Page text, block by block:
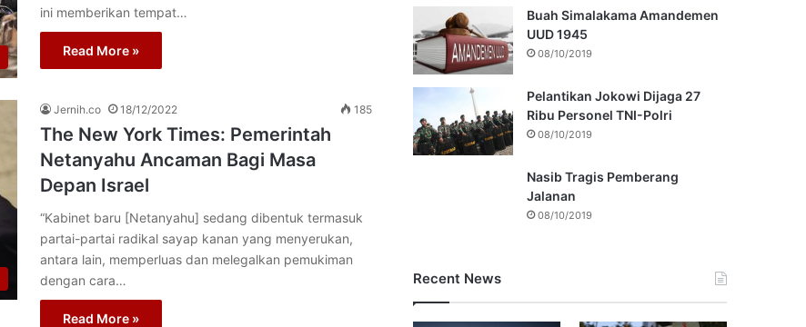
ini memberikan tempat…
Read More »
Jernih.co 18/12/2022 185
The New York Times: Pemerintah
Netanyahu Ancaman Bagi Masa
Depan Israel
“Kabinet baru [Netanyahu] sedang dibentuk termasuk
partai-partai radikal sayap kanan yang menyerukan,
antara lain, memperluas dan melegalkan pemukiman
dengan cara…
Read More »
Buah Simalakama Amandemen
UUD 1945
08/10/2019
Pelantikan Jokowi Dijaga 27
Ribu Personel TNI-Polri
08/10/2019
Nasib Tragis Pemberang
Jalanan
08/10/2019
Recent News